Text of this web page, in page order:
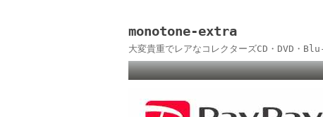
monotone-extra
大変貴重でレアなコレクターズCD・DVD・